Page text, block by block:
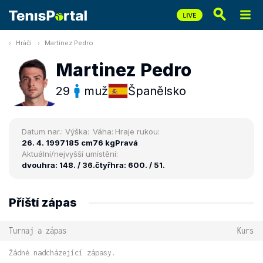
Hráči Martinez Pedro
Martinez Pedro
29 muž Španělsko
Datum nar.:
26. 4. 1997
Výška:
185 cm
Váha:
76 kg
Hraje rukou:
Pravá
Aktuální/nejvyšší umístění:
dvouhra: 148. / 36.čtyřhra: 600. / 51.
Příští zápas
Turnaj a zápas Kurs
Žádné nadcházející zápasy.